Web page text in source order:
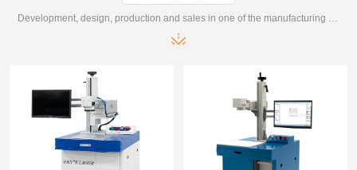
Development, design, production and sales in one of the manufacturing enterprises